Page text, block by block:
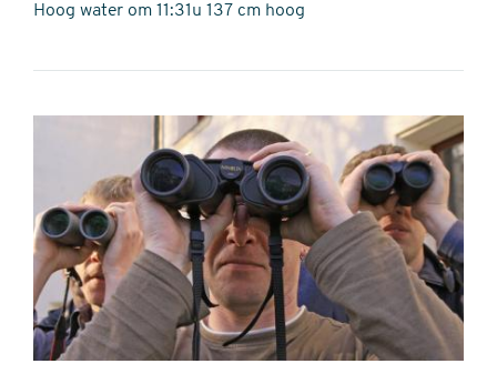
Hoog water om 11:31u 137 cm hoog